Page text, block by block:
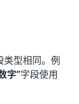
类型相同。例
字”字段使用